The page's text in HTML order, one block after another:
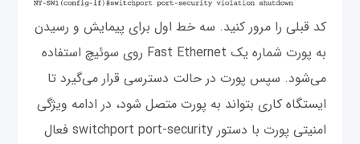
کد قبلی را مرور کنید. سه خط اول برای پیمایش و رسیدن
به پورت شماره یک Fast Ethernet روی سوئیچ استفاده
می‌شود. سپس پورت در حالت دسترسی قرار می‌گیرد تا
ایستگاه کاری بتواند به پورت متصل شود، در ادامه ویژگی
امنیتی پورت با دستور switchport port-security فعال